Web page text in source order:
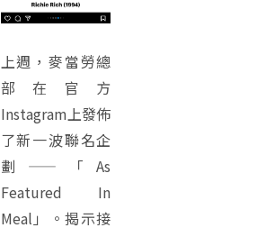
上週，麥當勞總
部在官方
Instagram上發佈
了新一波聯名企
劃——「As
Featured In
Meal」。揭示接